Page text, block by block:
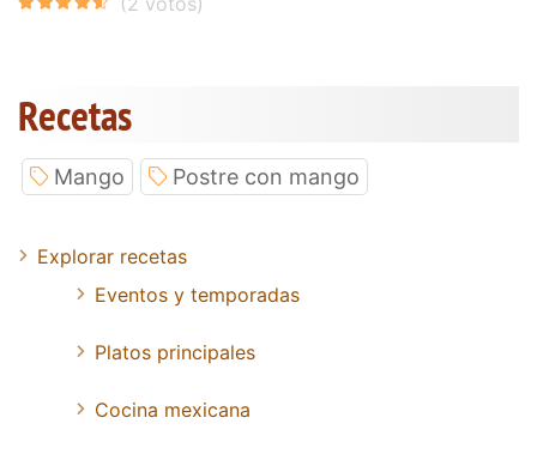
Recetas
Mango Postre con mango
Explorar recetas
Eventos y temporadas
Platos principales
Cocina mexicana